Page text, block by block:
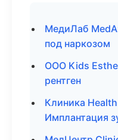
МедиЛаб
под наркозом
ООО Kids
рентген
Клиника
Имплантация